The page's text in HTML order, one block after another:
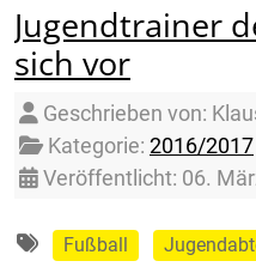
Jugendtrainer
sich vor
Details
Geschrieben von:
Kategorie: 2016/2017
Veröffentlicht: 06.
Fußball